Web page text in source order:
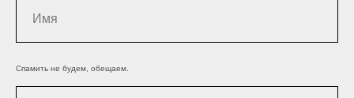
Спамить не будем, обещаем.